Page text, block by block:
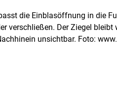
die Einblasöffnung in die
verschließen. Der Ziegel bleibt
unsichtbar. Foto: